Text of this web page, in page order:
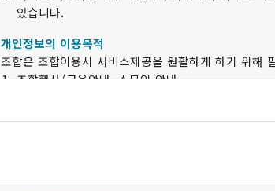
있습니다.
개인정보의 이용목적
조합은 조합이용시 서비스제공을 원활하게 하기 위해
조합행사/교육안내, 소모임 안내